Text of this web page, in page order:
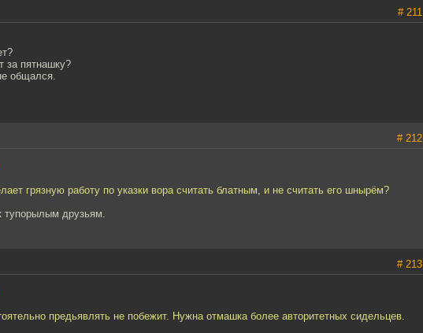
# 211
за пятнашку?
общался.
# 212
грязную работу по указки вора считать блатным, и не считать его шнырём?
тупорылым друзьям.
# 213
предьявлять не побежит. Нужна отмашка более авторитетных сидельцев.